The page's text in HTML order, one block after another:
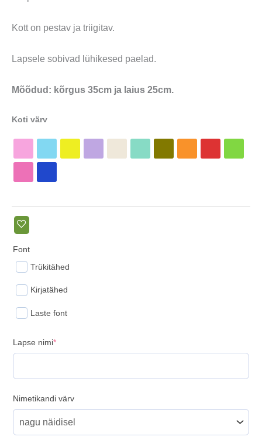
Kott on pestav ja triigitav.
Lapsele sobivad lühikesed paelad.
Mõõdud: kõrgus 35cm ja laius 25cm.
Koti värv
Font
Trükitähed
Kirjatähed
Laste font
Lapse nimi*(required)
Nimetikandi värv